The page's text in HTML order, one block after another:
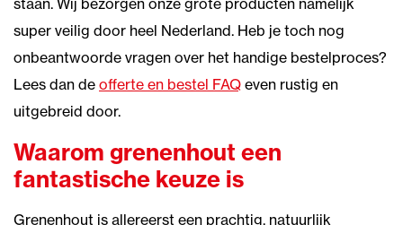
super veilig door heel Nederland. Heb je toch nog
onbeantwoorde vragen over het handige bestelproces?
Lees dan de offerte en bestel FAQ even rustig en
uitgebreid door.
Waarom grenenhout een
fantastische keuze is
Grenenhout is allereerst een prachtig, natuurlijk